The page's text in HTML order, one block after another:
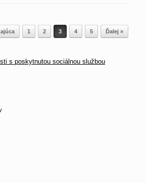
1 2 3 4 5 Ďalej »